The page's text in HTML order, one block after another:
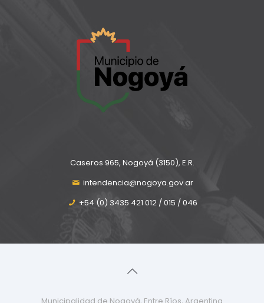
Caseros 965, Nogoyá (3150), E.R.
intendencia@nogoya.gov.ar
+54 (0) 3435 421 012 / 015 / 046
Municipalidad de Nogoyá, Entre Ríos, Argentina